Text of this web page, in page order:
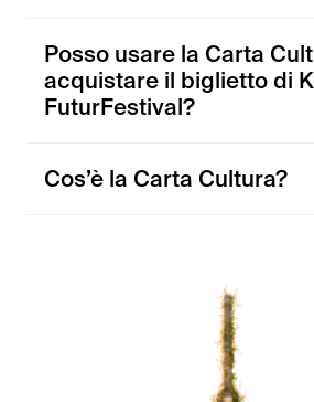
Posso usare la Carta
acquistare il biglietto di
FuturFestival?
Cos’è la Carta Cultura?